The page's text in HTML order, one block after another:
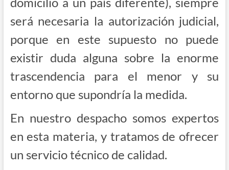
será nece­sa­ria la auto­ri­za­ción judi­cial,
por­que en este supues­to no pue­de
exis­tir duda algu­na sobre la enor­me
tras­cen­den­cia para el menor y su
entorno que supon­dría la medida.
En nues­tro des­pa­cho somos exper­tos
en esta mate­ria, y tra­ta­mos de ofre­cer
un ser­vi­cio téc­ni­co de calidad.